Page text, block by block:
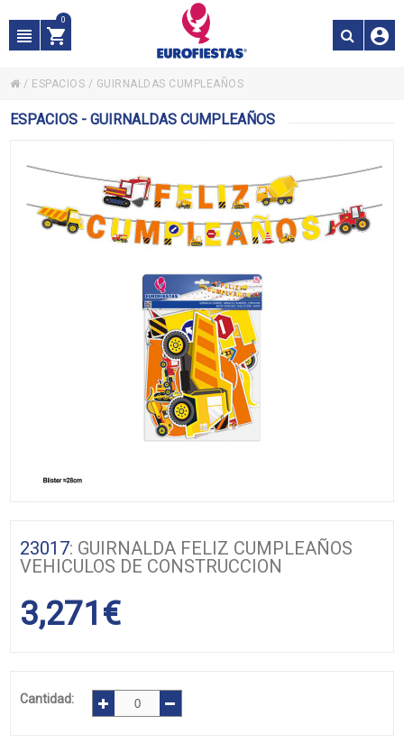
0
/ ESPACIOS / GUIRNALDAS CUMPLEAÑOS
ESPACIOS - GUIRNALDAS CUMPLEAÑOS
23017: GUIRNALDA FELIZ CUMPLEAÑOS
VEHICULOS DE CONSTRUCCION
3,271€
Cantidad: